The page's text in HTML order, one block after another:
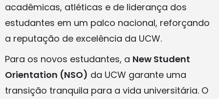
acadêmicas, atléticas e de liderança dos
estudantes em um palco nacional, reforçando
a reputação de excelência da UCW.
Para os novos estudantes, a New Student
Orientation (NSO) da UCW garante uma
transição tranquila para a vida universitária. O